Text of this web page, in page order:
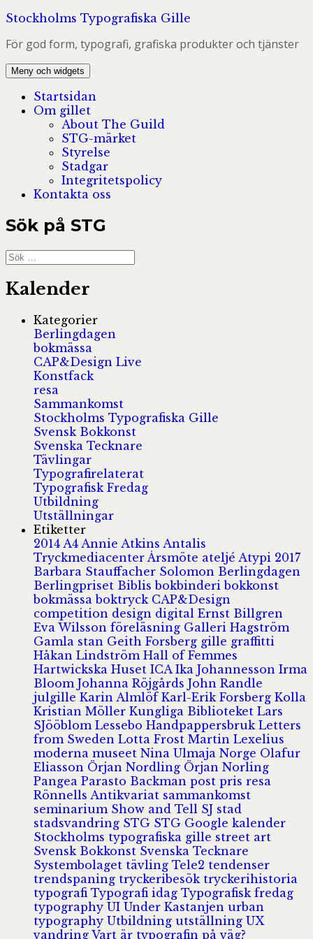
Hoppa
innehåll
Stockholms Typografiska Gille
För god form, typografi, grafiska produkter och tjänster
Meny och widgets
Startsidan
Om gillet
About The Guild
STG-märket
Styrelse
Stadgar
Integritetspolicy
Kontakta oss
Sök på STG
Sök
efter:
Kalender
Kategorier
Berlingdagen
bokmässa
CAP&Design Live
Konstfack
resa
Sammankomst
Stockholms Typografiska Gille
Svensk Bokkonst
Svenska Tecknare
Tävlingar
Typografirelaterat
Typografisk Fredag
Utbildning
Utställningar
Etiketter
2014 A4 Annie Atkins Antalis
Tryckmediacenter Årsmöte ateljé Atypi 2017
Barbara Stauffacher Solomon Berlingdagen
Berlingpriset Biblisbokbinderibokkonst
bokmässaboktryck CAP&Design
competition design digital Ernst Billgren
Eva Wilsson föreläsning Galleri Hagström
Gamla stan Geith Forsberg gille graffitti
Håkan Lindström Hall of Femmes
Hartwickska Huset ICA Ika Johannesson Irma
Bloom Johanna Röjgårds John Randle
julgille Karin Almlöf Karl-Erik Forsberg Kolla
Kristian Möller Kungliga Biblioteket Lars
SJööblom Lessebo Handpappersbruk Letters
from Sweden Lotta Frost Martin Lexelius
moderna museet Nina Ulmaja Norge Olafur
Eliasson Örjan Nordling Örjan Norling
Pangea Parasto Backman post pris resa
Rönnells Antikvariat sammankomst
seminarium Show and Tell SJ stad
stadsvandring STG STG Google kalender
Stockholms typografiska gille street art
Svensk Bokkonst Svenska Tecknare
Systembolaget tävling Tele2 tendenser
trendspaning tryckeribesök tryckerihistoria
typografi Typografi idag Typografisk fredag
typography UI Under Kastanjen urban
typography Utbildning utställning UX
vandring Vart är typografin på väg?